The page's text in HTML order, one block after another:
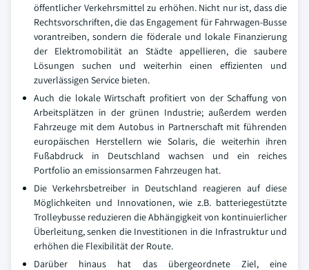
öffentlicher Verkehrsmittel zu erhöhen. Nicht nur ist, dass die
Rechtsvorschriften, die das Engagement für Fahrwagen-Busse
vorantreiben, sondern die föderale und lokale Finanzierung
der Elektromobilität an Städte appellieren, die saubere
Lösungen suchen und weiterhin einen effizienten und
zuverlässigen Service bieten.
Auch die lokale Wirtschaft profitiert von der Schaffung von
Arbeitsplätzen in der grünen Industrie; außerdem werden
Fahrzeuge mit dem Autobus in Partnerschaft mit führenden
europäischen Herstellern wie Solaris, die weiterhin ihren
Fußabdruck in Deutschland wachsen und ein reiches
Portfolio an emissionsarmen Fahrzeugen hat.
Die Verkehrsbetreiber in Deutschland reagieren auf diese
Möglichkeiten und Innovationen, wie z.B. batteriegestützte
Trolleybusse reduzieren die Abhängigkeit von kontinuierlicher
Überleitung, senken die Investitionen in die Infrastruktur und
erhöhen die Flexibilität der Route.
Darüber hinaus hat das übergeordnete Ziel, eine